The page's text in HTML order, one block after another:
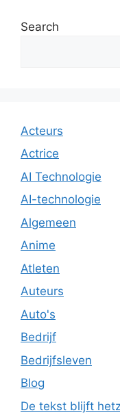
Search
Acteurs
Actrice
AI Technologie
AI-technologie
Algemeen
Anime
Atleten
Auteurs
Auto's
Bedrijf
Bedrijfsleven
Blog
De tekst blijft